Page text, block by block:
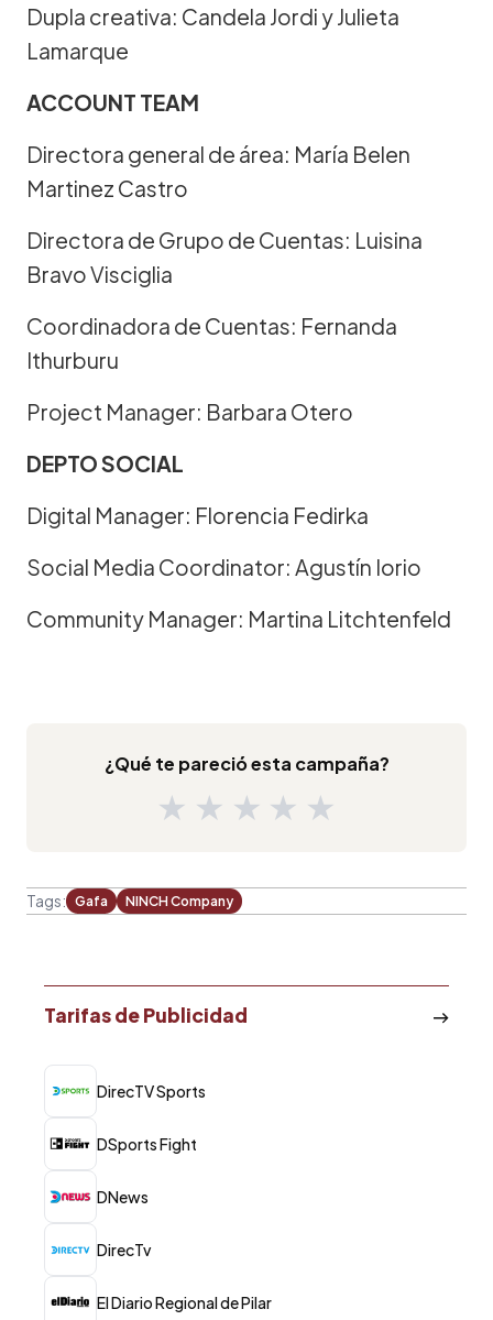
Dupla creativa: Candela Jordi y Julieta
Lamarque
ACCOUNT TEAM
Directora general de área: María Belen
Martinez Castro
Directora de Grupo de Cuentas: Luisina
Bravo Visciglia
Coordinadora de Cuentas: Fernanda
Ithurburu
Project Manager: Barbara Otero
DEPTO SOCIAL
Digital Manager: Florencia Fedirka
Social Media Coordinator: Agustín Iorio
Community Manager: Martina Litchtenfeld
¿Qué te pareció esta campaña?
★ ★ ★ ★ ★
Tags: Gafa NINCH Company
Tarifas de Publicidad
DirecTV Sports
DSports Fight
DNews
DirecTv
El Diario Regional de Pilar